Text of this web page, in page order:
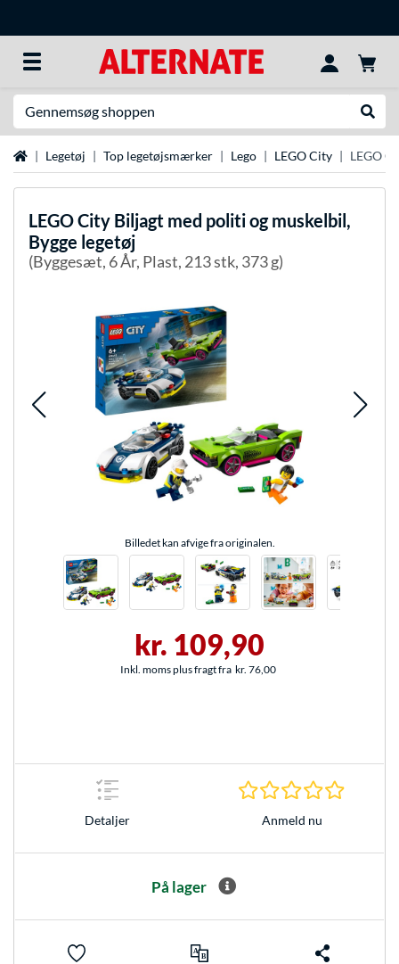
StartsideLegetøj Top legetøjsmærker Lego LEGO City LEGO
LEGOCity Biljagt med politi og muskelbil,
Bygge legetøj
(Byggesæt, 6 År, Plast, 213 stk, 373 g)
Billedet kan afvige fra originalen.
kr. 109,90
Inkl. moms plus fragt fra kr. 76,00
Detaljer Anmeld nu
På lager